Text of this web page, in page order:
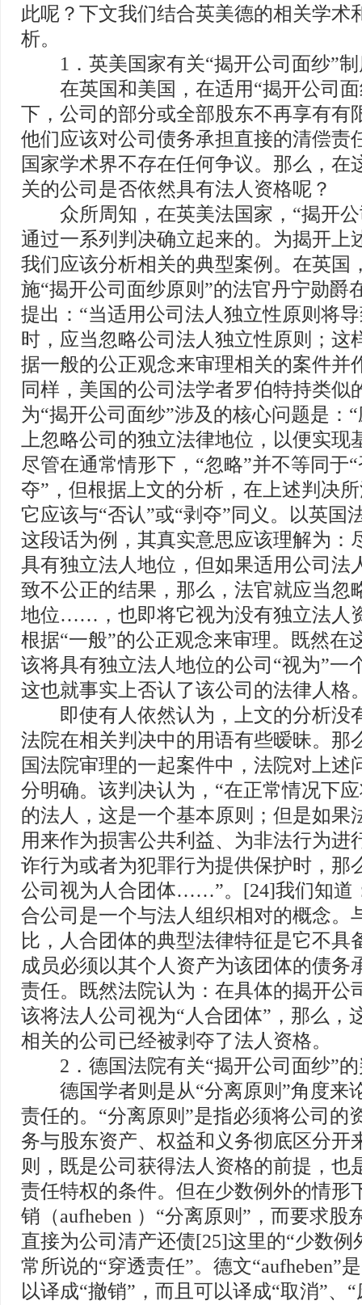
此呢？下文我们结合英美德的相关学术
析。
1．英美国家有关“揭开公司面纱”制
在英国和美国，在适用“揭开公司面
下，公司的部分或全部股东不再享有有
他们应该对公司债务承担直接的清偿责
国家学术界不存在任何争议。那么，在
关的公司是否依然具有法人资格呢？
众所周知，在英美法国家，“揭开公
通过一系列判决确立起来的。为揭开上
我们应该分析相关的典型案例。在英国
施“揭开公司面纱原则”的法官丹宁勋爵
提出：“当适用公司法人独立性原则将
时，应当忽略公司法人独立性原则；这
据一般的公正观念来审理相关的案件并
同样，美国的公司法学者罗伯特持类似
为“揭开公司面纱”涉及的核心问题是：
上忽略公司的独立法律地位，以便实现
尽管在通常情形下，“忽略”并不等同于
夺”，但根据上文的分析，在上述判决
它应该与“否认”或“剥夺”同义。以英国
这段话为例，其真实意思应该理解为：
具有独立法人地位，但如果适用公司法
致不公正的结果，那么，法官就应当忽
地位……，也即将它视为没有独立法人
根据“一般”的公正观念来审理。既然在
该将具有独立法人地位的公司“视为”一
这也就事实上否认了该公司的法律人格
即使有人依然认为，上文的分析没
法院在相关判决中的用语有些暧昧。那
国法院审理的一起案件中，法院对上述
分明确。该判决认为，“在正常情况下
的法人，这是一个基本原则；但是如果
用来作为损害公共利益、为非法行为进
诈行为或者为犯罪行为提供保护时，那
公司视为人合团体……”。[24]我们知道
合公司是一个与法人组织相对的概念。
比，人合团体的典型法律特征是它不具
成员必须以其个人资产为该团体的债务
责任。既然法院认为：在具体的揭开公
该将法人公司视为“人合团体”，那么，
相关的公司已经被剥夺了法人资格。
2．德国法院有关“揭开公司面纱”的
德国学者则是从“分离原则”角度来
责任的。“分离原则”是指必须将公司的
务与股东资产、权益和义务彻底区分开
则，既是公司获得法人资格的前提，也
责任特权的条件。但在少数例外的情形
销（aufheben ）“分离原则”，而要求股
直接为公司清产还债[25]这里的“少数例
常所说的“穿透责任”。德文“aufheben”
以译成“撤销”，而且可以译成“取消”、